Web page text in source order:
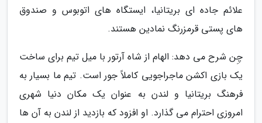
علائم جاده ای بریتانیا، ایستگاه های اتوبوس و صندوق
های پستی قرمزرنگ نمادین هستند.
چِن شرح می دهد: الهام از شاه آرتور با میل تیم برای ساخت
یک بازی اکشن ماجراجویی کاملاً جور است. تیم ما بسیار به
فرهنگ بریتانیا و لندن به عنوان یک مکان دنیا شهری
امروزی احترام می گذارد. او افزود که بازدید از لندن به آن ها